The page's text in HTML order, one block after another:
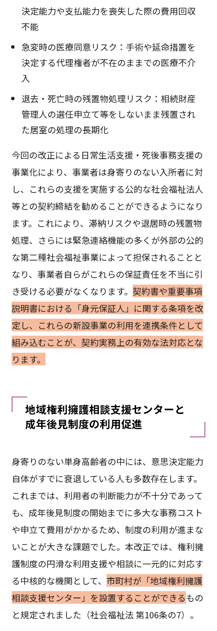
決定能力や支払能力を喪失した際の費用回収
不能
急変時の医療同意リスク：手術や延命措置を
決定する代理権者が不在のままでの医療不介
入
退去・死亡時の残置物処理リスク：相続財産
管理人の選任申立て等をしないまま残置され
た居室の処理の長期化
今回の改正による日常生活支援・死後事務支援の
事業化により、事業者は身寄りのない入所者に対
し、これらの支援を実施する公的な社会福祉法人
等との契約締結を勧めることができるようになり
ます。これにより、滞納リスクや退居時の残置物
処理、さらには緊急連絡機能の多くが外部の公的
な第二種社会福祉事業によって担保されることと
なり、事業者自らがこれらの保証責任を不当に引
き受ける必要がなくなります。 契約書や重要事項
説明書における「身元保証人」に関する条項を改
定し、これらの新設事業の利用を連携条件として
組み込むことが、契約実務上の有効な法対応とな
ります。
地域権利擁護相談支援センターと
成年後見制度の利用促進
身寄りのない単身高齢者の中には、意思決定能力
自体がすでに衰退している人も多数存在します。
これまでは、利用者の判断能力が不十分であって
も、成年後見制度の開始までに多大な事務コスト
や申立て費用がかかるため、制度の利用が進まな
いことが大きな課題でした。本改正では、権利擁
護制度の円滑な利用支援や相談に一元的に対応す
る中核的な機関として、 市町村が「地域権利擁護
相談支援センター」を設置することができるもの
と規定されました（社会福祉法 第106条の7）。